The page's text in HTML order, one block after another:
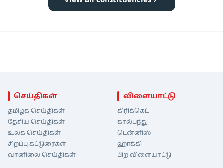
செய்திகள்
தமிழக செய்திகள்
தேசிய செய்திகள்
உலக செய்திகள்
சிறப்பு கட்டுரைகள்
வானிலை செய்திகள்
விளையாட்டு
கிரிக்கெட்
கால்பந்து
டென்னிஸ்
ஹாக்கி
பிற விளையாட்டு